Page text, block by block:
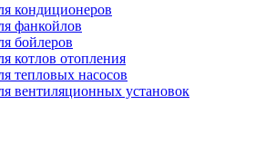
кондиционеров
фанкойлов
бойлеров
котлов отопления
тепловых насосов
вентиляционных установок